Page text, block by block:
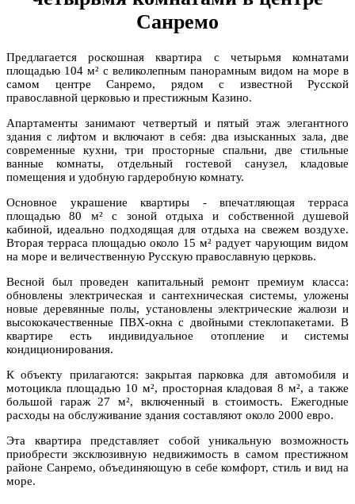
Санремо
Предлагается роскошная квартира с четырьмя комнатами
площадью 104 м² с великолепным панорамным видом на море в
самом центре Санремо, рядом с известной Русской
православной церковью и престижным Казино.
Апартаменты занимают четвертый и пятый этаж элегантного
здания с лифтом и включают в себя: два изысканных зала, две
современные кухни, три просторные спальни, две стильные
ванные комнаты, отдельный гостевой санузел, кладовые
помещения и удобную гардеробную комнату.
Основное украшение квартиры - впечатляющая терраса
площадью 80 м² с зоной отдыха и собственной душевой
кабиной, идеально подходящая для отдыха на свежем воздухе.
Вторая терраса площадью около 15 м² радует чарующим видом
на море и величественную Русскую православную церковь.
Весной был проведен капитальный ремонт премиум класса:
обновлены электрическая и сантехническая системы, уложены
новые деревянные полы, установлены электрические жалюзи и
высококачественные ПВХ-окна с двойными стеклопакетами. В
квартире есть индивидуальное отопление и системы
кондиционирования.
К объекту прилагаются: закрытая парковка для автомобиля и
мотоцикла площадью 10 м², просторная кладовая 8 м², а также
большой гараж 27 м², включенный в стоимость. Ежегодные
расходы на обслуживание здания составляют около 2000 евро.
Эта квартира представляет собой уникальную возможность
приобрести эксклюзивную недвижимость в самом престижном
районе Санремо, объединяющую в себе комфорт, стиль и вид на
море.